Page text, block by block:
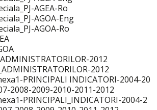
AGEA-Ro
AGOA-Eng
AGOA-Ro
2012
2012
PRINCIPALI INDICATORI-2004-20
2008-2009-2010-2011-2012
PRINCIPALI_INDICATORI-2004-2